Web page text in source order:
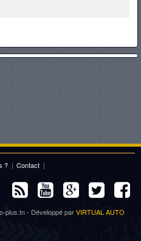
? | Contact |
plus.tn - Développé parVIRTUAL AUTO